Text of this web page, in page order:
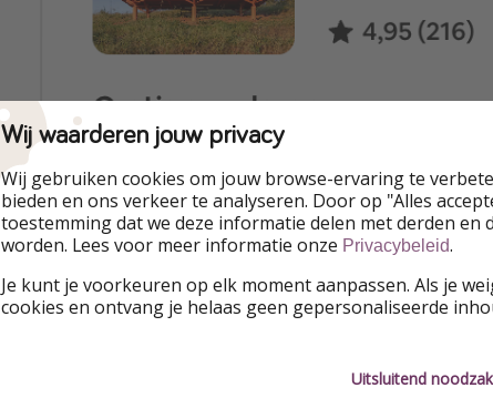
Wij waarderen jouw privacy
Wij gebruiken cookies om jouw browse-ervaring te
bieden en ons verkeer te analyseren. Door op "Alles
toestemming dat we deze informatie delen met derden en
worden. Lees voor meer informatie onze Privacybeleid.
Je kunt je voorkeuren op elk moment aanpassen. Als je
cookies en ontvang je helaas geen gepersonaliseerde
Uitsluitend